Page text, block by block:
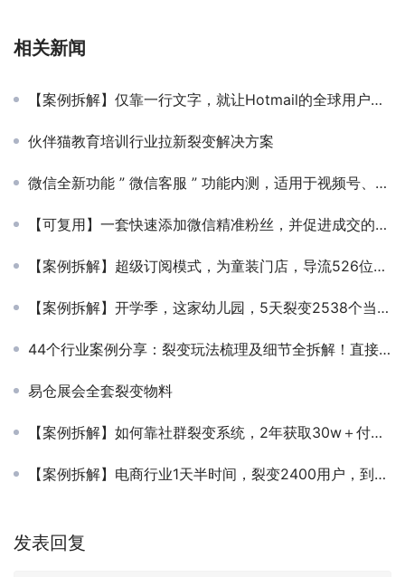
相关新闻
【案例拆解】仅靠一行文字，就让Hotmail的全球用户总量达到了惊人的1200万人
伙伴猫教育培训行业拉新裂变解决方案
微信全新功能 ” 微信客服 ” 功能内测，适用于视频号、搜一搜、支付凭证、网页、微信外场景！
【可复用】一套快速添加微信精准粉丝，并促进成交的实操方法（附使用工具和具体话术）
【案例拆解】超级订阅模式，为童装门店，导流526位宝妈连续3个月到店
【案例拆解】开学季，这家幼儿园，5天裂变2538个当地宝妈家长
44个行业案例分享：裂变玩法梳理及细节全拆解！直接可复制！
易仓展会全套裂变物料
【案例拆解】如何靠社群裂变系统，2年获取30w＋付费用户，发展出4000＋推广员？
【案例拆解】电商行业1天半时间，裂变2400用户，到底是怎么做到的？
发表回复